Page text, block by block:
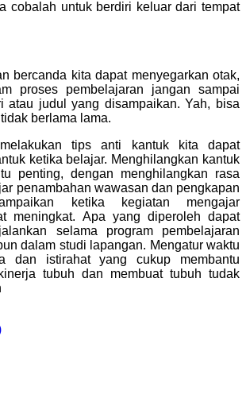
cobalah untuk berdiri keluar dari tempat
kita dapat menyegarkan otak,
proses pembelajaran jangan sampai
atau judul yang disampaikan. Yah, bisa
berlama lama.
tips anti kantuk kita dapat
ketika belajar. Menghilangkan kantuk
penting, dengan menghilangkan rasa
penambahan wawasan dan pengkapan
ketika kegiatan mengajar
meningkat. Apa yang diperoleh dapat
selama program pembelajaran
dalam studi lapangan. Mengatur waktu
dan istirahat yang cukup membantu
tubuh dan membuat tubuh tudak